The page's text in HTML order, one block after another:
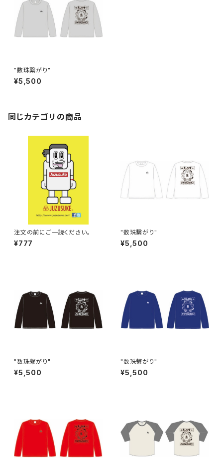
"数珠繋がり"
¥5,500
同じカテゴリの商品
注文の前にご一読ください。
¥777
"数珠繋がり"
¥5,500
"数珠繋がり"
¥5,500
"数珠繋がり"
¥5,500